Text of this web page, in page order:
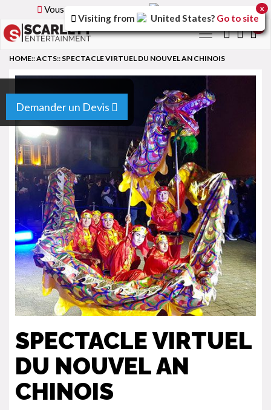
Vous parcourez la version
Toggle
Demander un Devis
HOME::ACTS:: SPECTACLE VIRTUEL DU NOUVEL AN CHINOIS
SPECTACLE VIRTUEL
DU NOUVEL AN
CHINOIS
Visiting from United States? Go to site
x